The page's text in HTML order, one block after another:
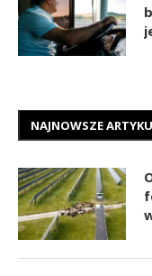
NAJNOWSZE